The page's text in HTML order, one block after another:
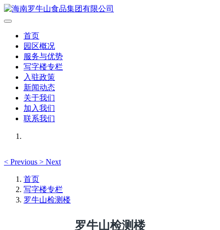
首页
园区概况
服务与优势
写字楼专栏
入驻政策
新闻动态
关于我们
加入我们
联系我们
< Previous > Next
首页
写字楼专栏
罗牛山检测楼
罗牛山检测楼